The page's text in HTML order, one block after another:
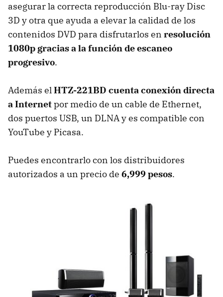
asegurar la correcta reproducción Blu-ray Disc
3D y otra que ayuda a elevar la calidad de los
contenidos DVD para disfrutarlos en resolución
1080p gracias a la función de escaneo
progresivo.
Además elHTZ-221BD cuenta conexión directa
a Internetpor medio de un cable de Ethernet,
dos puertos USB, un DLNA y es compatible con
YouTube y Picasa.
Puedes encontrarlo con los distribuidores
autorizados a un precio de 6,999 pesos.